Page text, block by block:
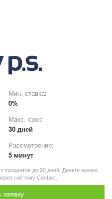
Мин. ставка:
0%
Макс. срок:
30 дней
Рассмотрение:
5 минут
процентов до 20 дней! Деньги можно
систему Contact.